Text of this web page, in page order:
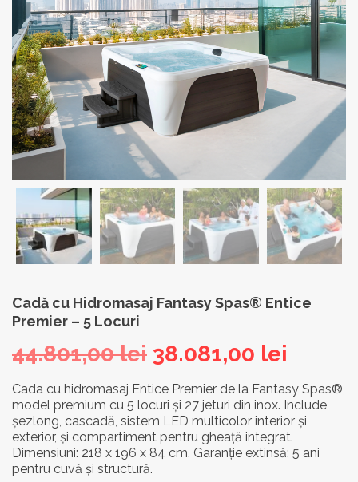
Cadă cu Hidromasaj Fantasy Spas® Entice
Premier – 5 Locuri
44.801,00lei Prețul
inițial
a
fost:
44.801,00 lei.
38.081,00 lei
curent
este:
Cada cu hidromasaj Entice Premier de la Fantasy Spas®,
model premium cu 5 locuri și 27 jeturi din inox. Include
șezlong, cascadă, sistem LED multicolor interior și
exterior, și compartiment pentru gheață integrat.
Dimensiuni: 218 x 196 x 84 cm. Garanție extinsă: 5 ani
pentru cuvă și structură.